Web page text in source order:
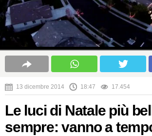
13 dicembre 2014 18:47 17.454
Le luci di Natale più
sempre: vanno a